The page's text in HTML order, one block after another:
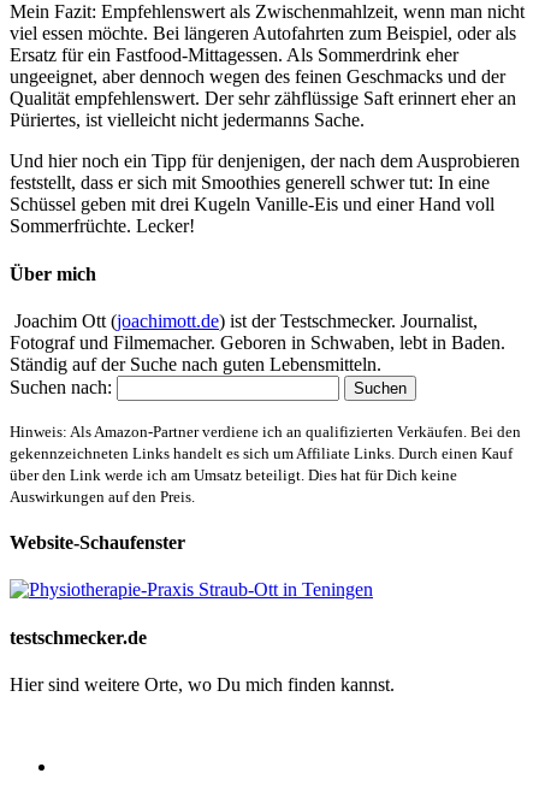
Mein Fazit: Empfehlenswert als Zwischenmahlzeit, wenn man nicht
viel essen möchte. Bei längeren Autofahrten zum Beispiel, oder als
Ersatz für ein Fastfood-Mittagessen. Als Sommerdrink eher
ungeeignet, aber dennoch wegen des feinen Geschmacks und der
Qualität empfehlenswert. Der sehr zähflüssige Saft erinnert eher an
Püriertes, ist vielleicht nicht jedermanns Sache.
Und hier noch ein Tipp für denjenigen, der nach dem Ausprobieren
feststellt, dass er sich mit Smoothies generell schwer tut: In eine
Schüssel geben mit drei Kugeln Vanille-Eis und einer Hand voll
Sommerfrüchte. Lecker!
Über mich
Joachim Ott (joachimott.de) ist der Testschmecker. Journalist,
Fotograf und Filmemacher. Geboren in Schwaben, lebt in Baden.
Ständig auf der Suche nach guten Lebensmitteln.
Suchen nach:
Hinweis: Als Amazon-Partner verdiene ich an qualifizierten Verkäufen. Bei den
gekennzeichneten Links handelt es sich um Affiliate Links. Durch einen Kauf
über den Link werde ich am Umsatz beteiligt. Dies hat für Dich keine
Auswirkungen auf den Preis.
Website-Schaufenster
testschmecker.de
Hier sind weitere Orte, wo Du mich finden kannst.